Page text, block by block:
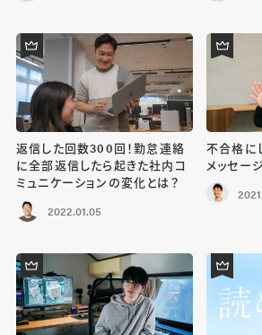
返信した回数300回！勤怠連絡
に全部返信したら起きた社内コ
ミュニケーションの変化とは？
2022.01.05
不合格に
メッセー